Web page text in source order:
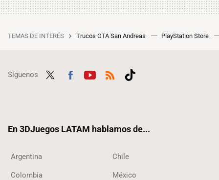
TEMAS DE INTERÉS Trucos GTA San Andreas PlayStation Store
Síguenos
En 3DJuegos LATAM hablamos de...
Argentina Chile
Colombia México